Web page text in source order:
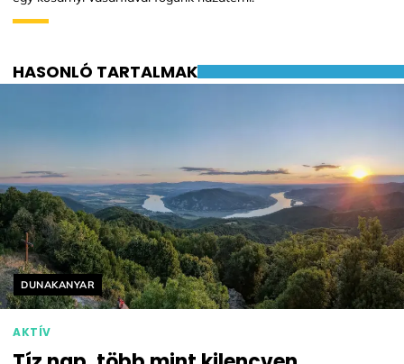
HASONLÓ TARTALMAK
Helyszín címkék:
DUNAKANYAR
AKTÍV